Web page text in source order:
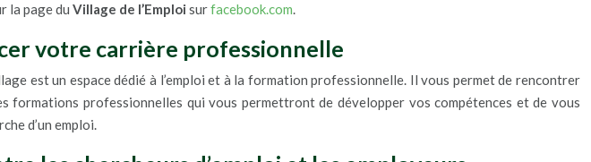
la page du Village de l’Emploi surfacebook.com.
votre carrière professionnelle
est un espace dédié à l’emploi et à la formation professionnelle. Il vous permet de rencontrer
formations professionnelles qui vous permettront de développer vos compétences et de vous
d’un emploi.